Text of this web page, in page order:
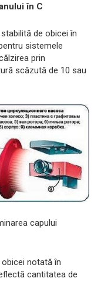
în C
de obicei în
sistemele
prin
scăzută de 10 sau
capului
notată în
cantitatea de